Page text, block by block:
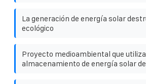
La generación de energía solar
ecológico
Proyecto medioambiental que
almacenamiento de energía solar